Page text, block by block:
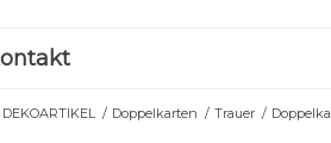
DEKOARTIKEL / Doppelkarten / Trauer /